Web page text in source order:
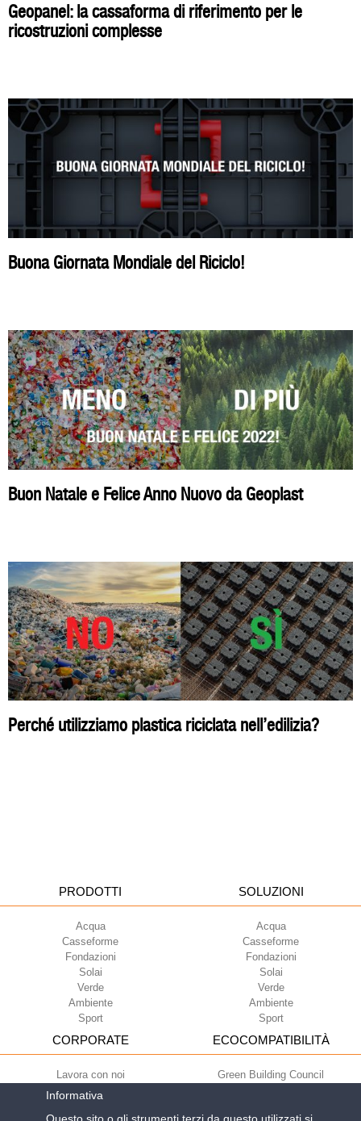
Geopanel: la cassaforma di riferimento per le
ricostruzioni complesse
Buona Giornata Mondiale del Riciclo!
Buon Natale e Felice Anno Nuovo da Geoplast
Perché utilizziamo plastica riciclata nell’edilizia?
PRODOTTI
Acqua
Casseforme
Fondazioni
Solai
Verde
Ambiente
Sport
SOLUZIONI
Acqua
Casseforme
Fondazioni
Solai
Verde
Ambiente
Sport
CORPORATE
Lavora con noi
Termini di utilizzo
ECOCOMPATIBILITÀ
Green Building Council
Informativa